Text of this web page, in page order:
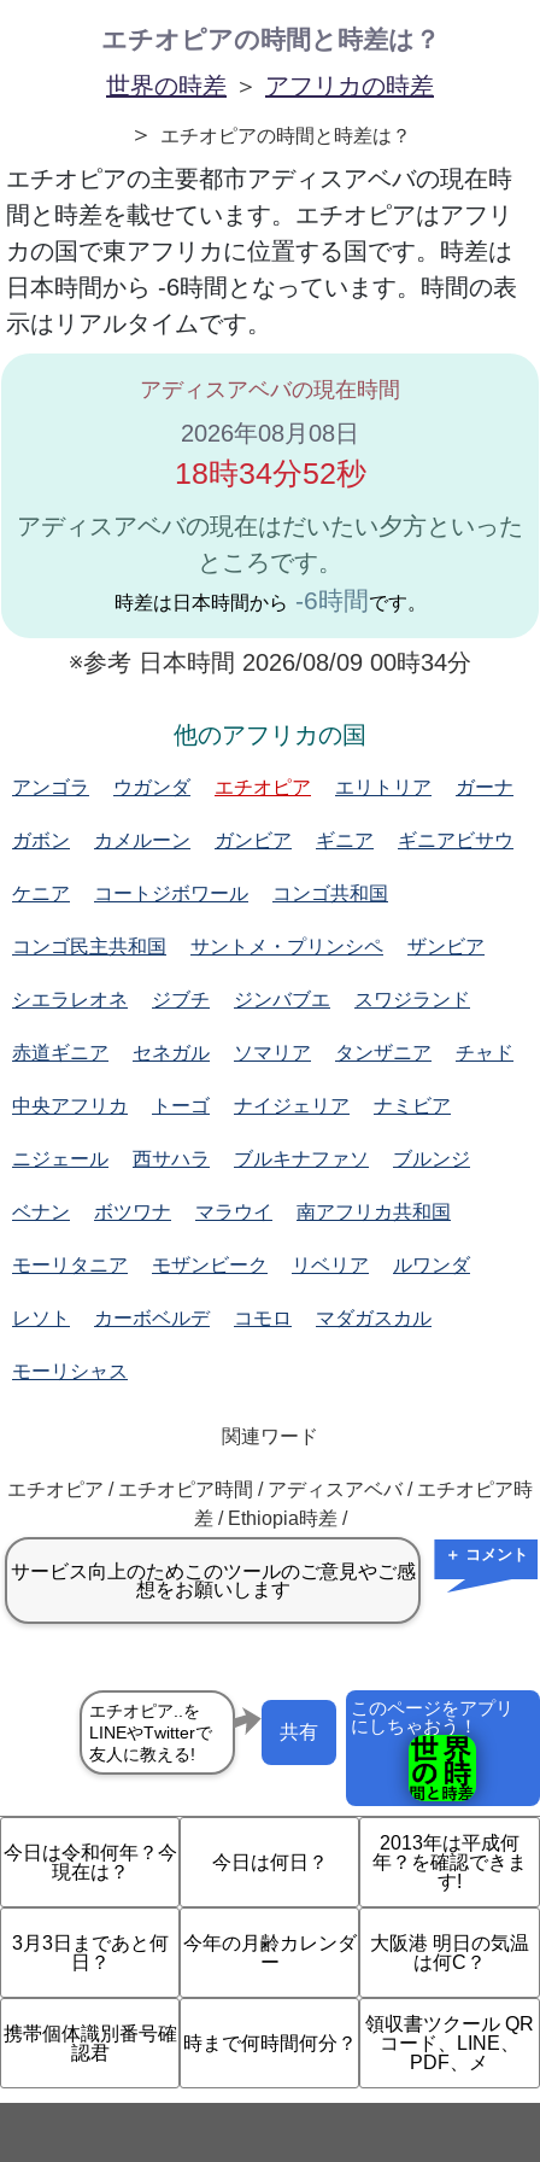
エチオピアの時間と時差は？
世界の時差 ＞ アフリカの時差
＞
エチオピアの時間と時差は？
エチオピアの主要都市アディスアベバの現在時
間と時差を載せています。エチオピアはアフリ
カの国で東アフリカに位置する国です。時差は
日本時間から -6時間となっています。時間の表
示はリアルタイムです。
アディスアベバの現在時間
2026年08月08日
18時34分52秒
アディスアベバの現在はだいたい夕方といった
ところです。
時差は日本時間から -6時間 です。
※参考 日本時間 2026/08/09 00時34分
他のアフリカの国
アンゴラ ウガンダ エチオピア エリトリア ガーナ
ガボン カメルーン ガンビア ギニア ギニアビサウ
ケニア コートジボワール コンゴ共和国
コンゴ民主共和国 サントメ・プリンシペ ザンビア
シエラレオネ ジブチ ジンバブエ スワジランド
赤道ギニア セネガル ソマリア タンザニア チャド
中央アフリカ トーゴ ナイジェリア ナミビア
ニジェール 西サハラ ブルキナファソ ブルンジ
ベナン ボツワナ マラウイ 南アフリカ共和国
モーリタニア モザンビーク リベリア ルワンダ
レソト カーボベルデ コモロ マダガスカル
モーリシャス
関連ワード
エチオピア / エチオピア時間 / アディスアベバ / エチオピア時
差 / Ethiopia時差 /
＋ コメント
このページをアプリ
にしちゃおう！
共有
今日は令和何年？今
現在は？
今日は何日？
2013年は平成何
年？を確認できま
す!
3月3日まであと何
日？
今年の月齢カレンダ
ー
大阪港 明日の気温
は何C？
携帯個体識別番号確
認君
時まで何時間何分？
領収書ツクール QR
コード、LINE、
PDF、メ